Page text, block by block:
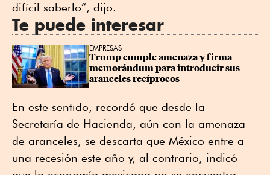
difícil saberlo”, dijo.
Te puede interesar
EMPRESAS
Trump cumple amenaza y firma
memorándum para introducir sus
aranceles recíprocos
En este sentido, recordó que desde la
Secretaría de Hacienda, aún con la amenaza
de aranceles, se descarta que México entre a
una recesión este año y, al contrario, indicó